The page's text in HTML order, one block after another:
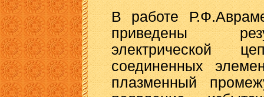
В работе
приведены
электрической
соединенных
плазменный